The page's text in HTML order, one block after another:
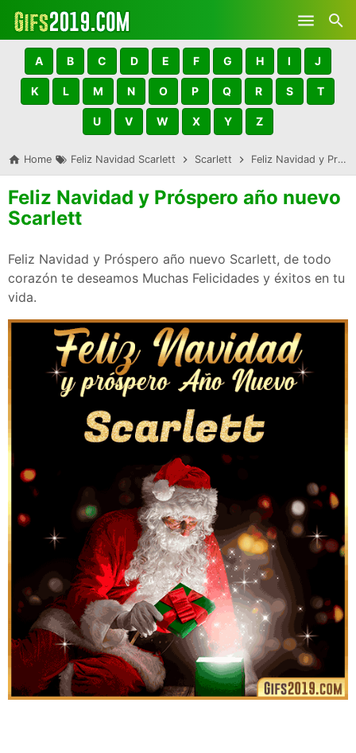
Skip to main content
A B C D E F G H I J
K L M N O P Q R S T
U V W X Y Z
Home Feliz Navidad Scarlett Scarlett Feliz Navidad y Próspero año nuevo Scarlett
Feliz Navidad y Próspero año nuevo
Scarlett
Feliz Navidad y Próspero año nuevo Scarlett, de todo
corazón te deseamos Muchas Felicidades y éxitos en tu
vida.